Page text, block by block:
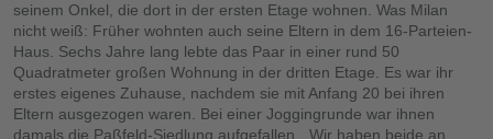
seinem Onkel, die dort in der ersten Etage wohnen. Was Milan
nicht weiß: Früher wohnten auch seine Eltern in dem 16-Parteien-
Haus. Sechs Jahre lang lebte das Paar in einer rund 50
Quadratmeter großen Wohnung in der dritten Etage. Es war ihr
erstes eigenes Zuhause, nachdem sie mit Anfang 20 bei ihren
Eltern ausgezogen waren. Bei einer Joggingrunde war ihnen
damals die Paßfeld-Siedlung aufgefallen. „Wir haben beide an